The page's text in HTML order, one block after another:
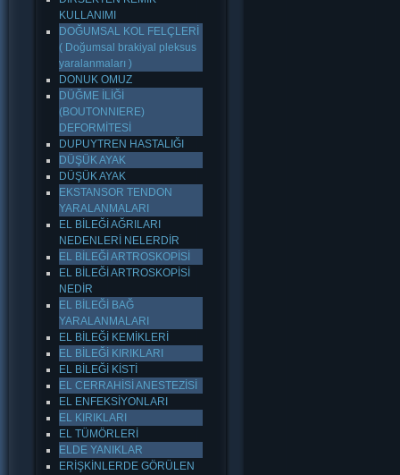
KULLANIMI
DOĞUMSAL KOL FELÇLERİ
( Doğumsal brakiyal pleksus
yaralanmaları )
DONUK OMUZ
DÜĞME İLİĞİ
(BOUTONNIERE)
DEFORMİTESİ
DUPUYTREN HASTALIĞI
DÜŞÜK AYAK
DÜŞÜK AYAK
EKSTANSOR TENDON
YARALANMALARI
EL BİLEĞİ AĞRILARI
NEDENLERİ NELERDİR
EL BİLEĞİ ARTROSKOPİSİ
EL BİLEĞİ ARTROSKOPİSİ
NEDİR
EL BİLEĞİ BAĞ
YARALANMALARI
EL BİLEĞİ KEMİKLERİ
EL BİLEĞİ KIRIKLARI
EL BİLEĞİ KİSTİ
EL CERRAHİSİ ANESTEZİSİ
EL ENFEKSİYONLARI
EL KIRIKLARI
EL TÜMÖRLERİ
ELDE YANIKLAR
ERİŞKİNLERDE GÖRÜLEN